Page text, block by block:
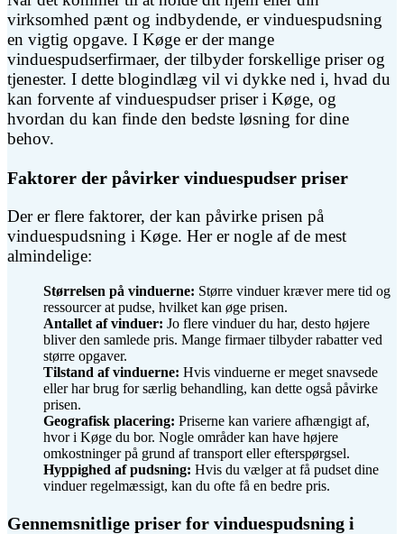
virksomhed pænt og indbydende, er vinduespudsning
en vigtig opgave. I Køge er der mange
vinduespudserfirmaer, der tilbyder forskellige priser og
tjenester. I dette blogindlæg vil vi dykke ned i, hvad du
kan forvente af vinduespudser priser i Køge, og
hvordan du kan finde den bedste løsning for dine
behov.
Faktorer der påvirker vinduespudser priser
Der er flere faktorer, der kan påvirke prisen på
vinduespudsning i Køge. Her er nogle af de mest
almindelige:
Størrelsen på vinduerne: Større vinduer kræver mere tid og
ressourcer at pudse, hvilket kan øge prisen.
Antallet af vinduer: Jo flere vinduer du har, desto højere
bliver den samlede pris. Mange firmaer tilbyder rabatter ved
større opgaver.
Tilstand af vinduerne: Hvis vinduerne er meget snavsede
eller har brug for særlig behandling, kan dette også påvirke
prisen.
Geografisk placering: Priserne kan variere afhængigt af,
hvor i Køge du bor. Nogle områder kan have højere
omkostninger på grund af transport eller efterspørgsel.
Hyppighed af pudsning: Hvis du vælger at få pudset dine
vinduer regelmæssigt, kan du ofte få en bedre pris.
Gennemsnitlige priser for vinduespudsning i